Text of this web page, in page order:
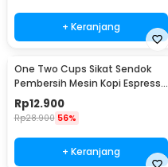
+ Keranjang
One Two Cups Sikat Sendok
Pembersih Mesin Kopi Espresso
2in1 - 8809
Rp12.900
Rp28.900 56%
+ Keranjang